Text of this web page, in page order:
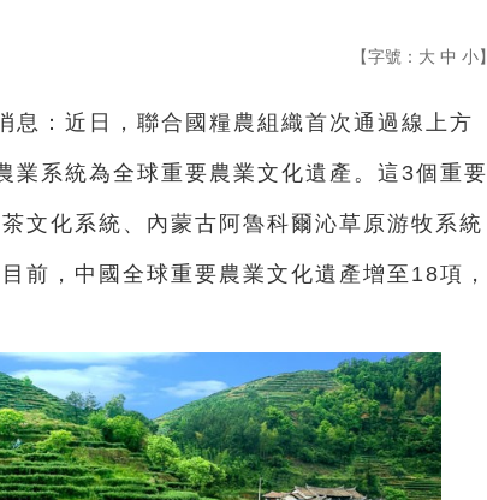
【字號： 大 中 小】
息：近日，聯合國糧農組織首次通過線上方
系統為全球重要農業文化遺產。 這3個重要
文化系統、內蒙古阿魯科爾沁草原游牧系統
前，中國全球重要農業文化遺產增至18項，